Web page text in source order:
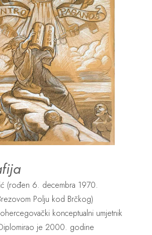
(rođen 6. decembra 1970.
Polju kod Brčkog)
konceptualni umjetnik
je 2000. godine